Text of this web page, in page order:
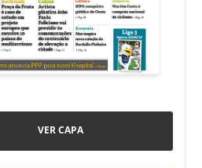
VER CAPA